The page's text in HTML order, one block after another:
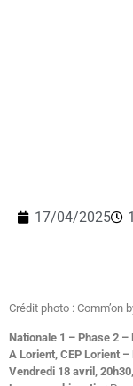
17/04/2025
Crédit photo : Comm’on
Nationale 1 – Phase 2 –
A Lorient, CEP Lorient –
Vendredi 18 avril, 20h30,